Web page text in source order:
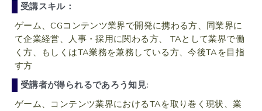
受講スキル：
ゲーム、CGコンテンツ業界で開発に携わる方、同業界に
て企業経営、人事・採用に関わる方、 TAとして業界で働
く方、もしくはTA業務を兼務している方、今後TAを目指
す方
受講者が得られるであろう知見:
ゲーム、コンテンツ業界におけるTAを取り巻く現状、業